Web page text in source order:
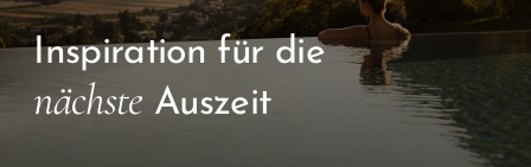
Inspiration für die
nächste Auszeit